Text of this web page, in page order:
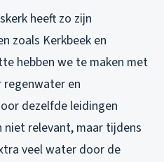
heeft zo zijn
zoals Kerkbeek en
hebben we te maken met
regenwater en
dezelfde leidingen
niet relevant, maar tijdens
veel water door de